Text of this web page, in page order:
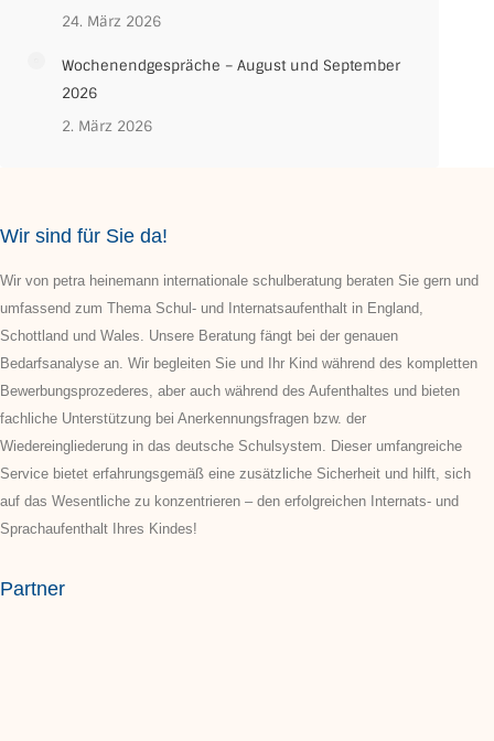
24. März 2026
Wochenendgespräche – August und September
2026
2. März 2026
Wir sind für Sie da!
Wir von petra heinemann internationale schulberatung beraten Sie gern und
umfassend zum Thema Schul- und Internatsaufenthalt in England,
Schottland und Wales. Unsere Beratung fängt bei der genauen
Bedarfsanalyse an. Wir begleiten Sie und Ihr Kind während des kompletten
Bewerbungsprozederes, aber auch während des Aufenthaltes und bieten
fachliche Unterstützung bei Anerkennungsfragen bzw. der
Wiedereingliederung in das deutsche Schulsystem. Dieser umfangreiche
Service bietet erfahrungsgemäß eine zusätzliche Sicherheit und hilft, sich
auf das Wesentliche zu konzentrieren – den erfolgreichen Internats- und
Sprachaufenthalt Ihres Kindes!
Partner